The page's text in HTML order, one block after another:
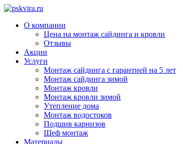
О компании
Цена на монтаж сайдинга и кровли
Отзывы
Акции
Услуги
Монтаж сайдинга с гарантией на 5 лет
Монтаж сайдинга зимой
Монтаж кровли
Монтаж кровли зимой
Утепление дома
Монтаж водостоков
Подшив карнизов
Шеф монтаж
Материалы